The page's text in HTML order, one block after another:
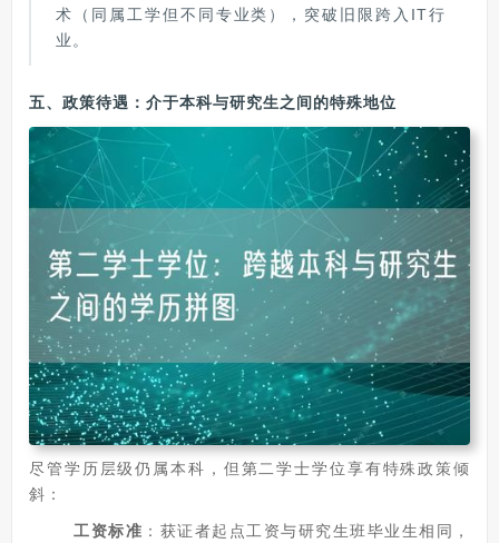
术（同属工学但不同专业类），突破旧限跨入IT行
业。
五、政策待遇： 介于本科与研究生之间的特殊地位
尽管学历层级仍属本科，但第二学士学位享有特殊政策倾
斜：
工资标准 ：获证者起点工资与研究生班毕业生相同，